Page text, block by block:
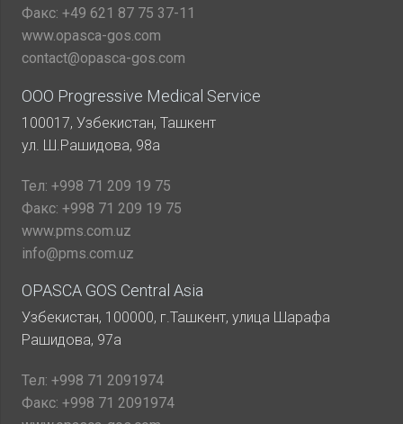
Факс: +49 621 87 75 37-11
www.opasca-gos.com
contact@opasca-gos.com
ООО Progressive Medical Service
100017, Узбекистан, Ташкент
ул. Ш.Рашидова, 98а
Тел: +998 71 209 19 75
Факс: +998 71 209 19 75
www.pms.com.uz
info@pms.com.uz
OPASCA GOS Central Asia
Узбекистан, 100000, г.Ташкент, улица Шарафа
Рашидова, 97а
Тел: +998 71 2091974
Факс: +998 71 2091974